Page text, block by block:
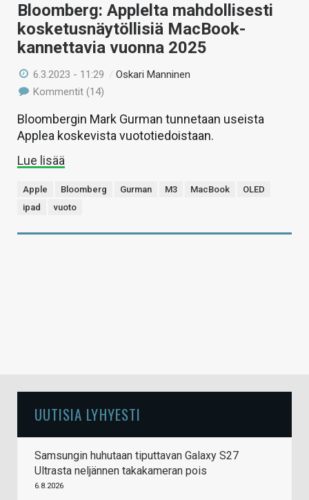
Bloomberg: Applelta mahdollisesti
kosketusnäytöllisiä MacBook-
kannettavia vuonna 2025
6.3.2023 - 11:29 /Oskari Manninen
Kommentit (14)
Bloombergin Mark Gurman tunnetaan useista
Applea koskevista vuototiedoistaan.
Lue lisää
Apple Bloomberg Gurman M3 MacBook
OLED
ipad
vuoto
UUTISIA LYHYESTI
Samsungin huhutaan tiputtavan Galaxy S27
Ultrasta neljännen takakameran pois
6.8.2026